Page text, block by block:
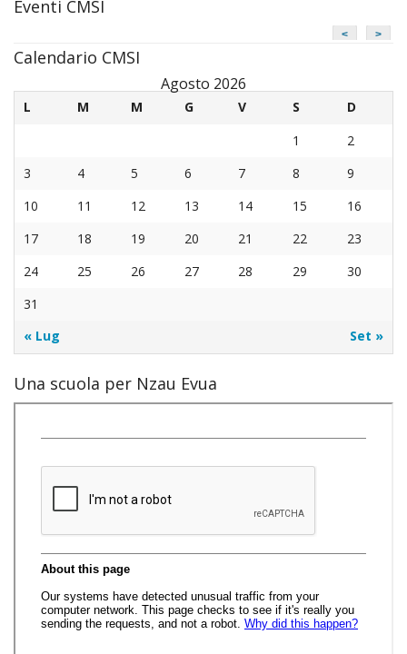
Eventi CMSI
< >
Calendario CMSI
Agosto 2026
L M M G V S
D
1
2
3
4 5 6 7 8
9
10
11 12 13 14 15
16
17
18 19 20 21 22
23
24
25 26 27 28 29
30
31
« Lug
Set »
Una scuola per Nzau Evua